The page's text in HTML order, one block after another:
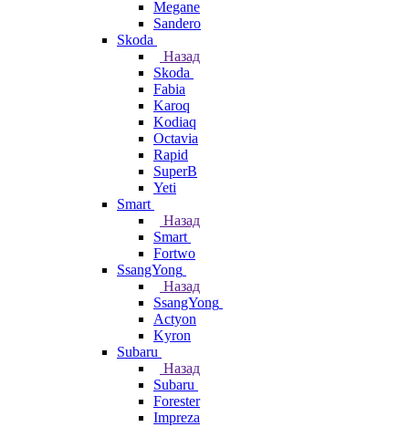
Megane
Sandero
Skoda
Назад
Skoda
Fabia
Karoq
Kodiaq
Octavia
Rapid
SuperB
Yeti
Smart
Назад
Smart
Fortwo
SsangYong
Назад
SsangYong
Actyon
Kyron
Subaru
Назад
Subaru
Forester
Impreza